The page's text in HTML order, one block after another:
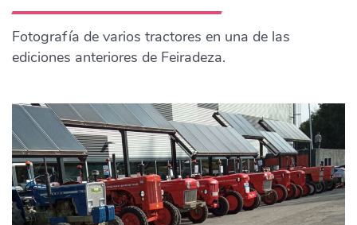
Fotografía de varios tractores en una de las
ediciones anteriores de Feiradeza.